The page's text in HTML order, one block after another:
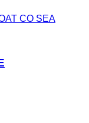
CO SEA